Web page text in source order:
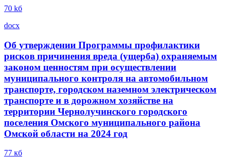
70 kб
docx
Об утверждении Программы профилактики
рисков причинения вреда (ущерба) охраняемым
законом ценностям при осуществлении
муниципального контроля на автомобильном
транспорте, городском наземном электрическом
транспорте и в дорожном хозяйстве на
территории Чернолучинского городского
поселения Омского муниципального района
Омской области на 2024 год
77 кб